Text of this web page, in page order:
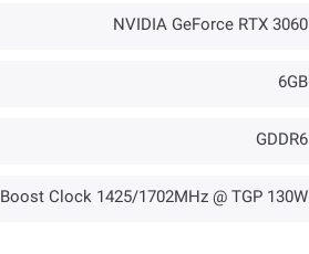
NVIDIA GeForce RTX 3060
6GB
GDDR6
Boost Clock 1425/1702MHz @ TGP 130W